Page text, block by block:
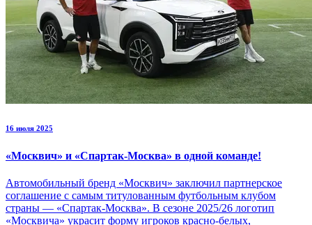
16 июля 2025
«Москвич» и «Спартак-Москва» в одной команде!
Автомобильный бренд «Москвич» заключил партнерское
соглашение с самым титулованным футбольным клубом
страны — «Спартак-Москва». В сезоне 2025/26 логотип
«Москвича» украсит форму игроков красно-белых,